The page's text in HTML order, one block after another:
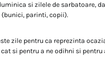
si zilele de sarbatoare,
parinti, copii).
zile pentru ca reprezinta
si pentru a ne odihni si pentru